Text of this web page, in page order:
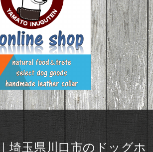
埼玉県川口市のドッグホ